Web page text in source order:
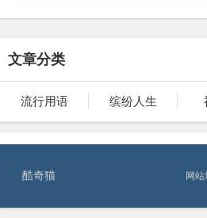
文章分类
流行用语 缤纷人生
酷奇猫 网站